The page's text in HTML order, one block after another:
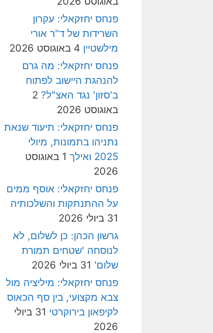
פנחס יחזקאלי: עקרון
השרידות של ד"ר אורי
מילשטיין 4 באוגוסט 2026
פנחס יחזקאלי: מה גרם
להנהגת היישוב לפתוח
ב'סזון' נגד האצ"ל? 2
באוגוסט 2026
פנחס יחזקאלי: תיעוד שנאת
נתניהו בתמונות, מיולי
2025 ואילך
1 באוגוסט
2026
פנחס יחזקאלי: אוסף ממים
על ההתנתקות והשלכותיה
31 ביולי 2026
גרשון הכהן: כן לשלום, לא
לנוסחה 'שטחים תמורת
שלום' 31 ביולי 2026
פנחס יחזקאלי: מיליציה מול
צבא מקצועי, בין סף הכאוס
לקיפאון בירוקרטי
31 ביולי
2026